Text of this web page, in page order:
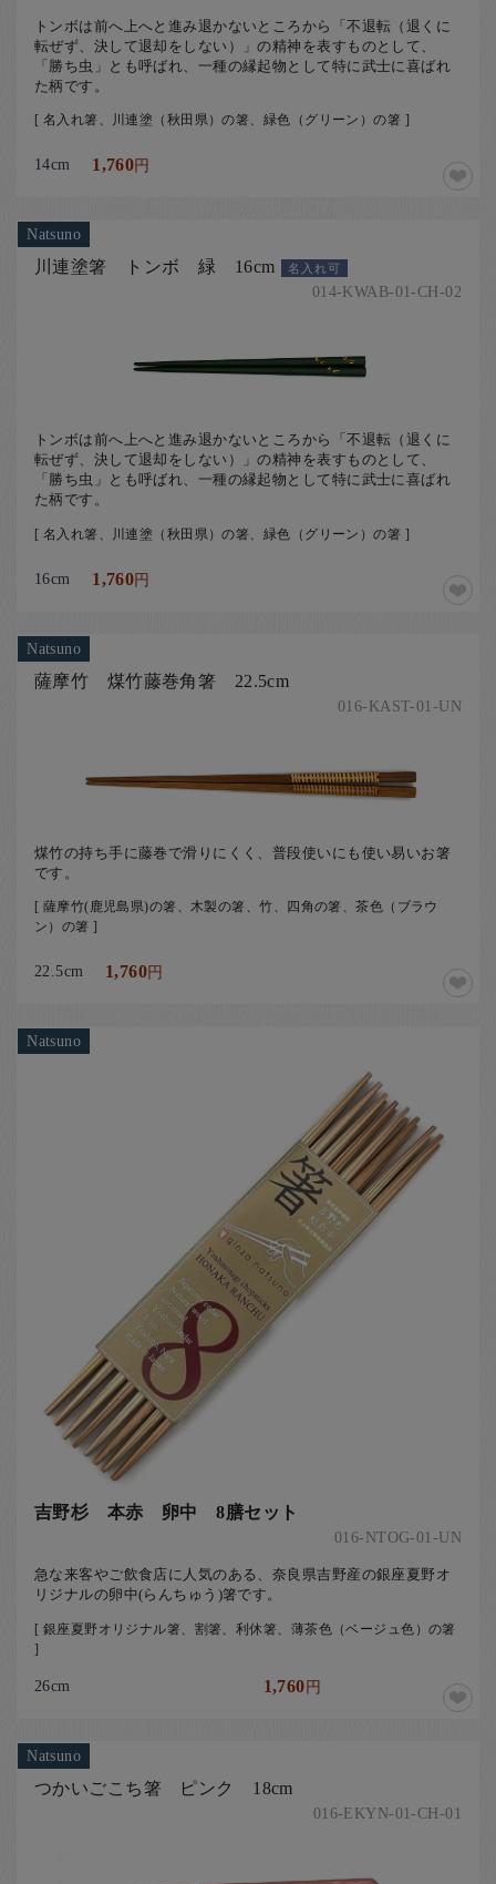
トンボは前へ上へと進み退かないところから「不退転（退くに
転ぜず、決して退却をしない）」の精神を表すものとして、
「勝ち虫」とも呼ばれ、一種の縁起物として特に武士に喜ばれ
た柄です。
[ 名入れ箸、川連塗（秋田県）の箸、緑色（グリーン）の箸 ]
14cm 1,760円
Natsuno
川連塗箸 トンボ 緑 16cm 名入れ可
014-KWAB-01-CH-02
トンボは前へ上へと進み退かないところから「不退転（退くに
転ぜず、決して退却をしない）」の精神を表すものとして、
「勝ち虫」とも呼ばれ、一種の縁起物として特に武士に喜ばれ
た柄です。
[ 名入れ箸、川連塗（秋田県）の箸、緑色（グリーン）の箸 ]
16cm 1,760円
Natsuno
薩摩竹 煤竹藤巻角箸 22.5cm
016-KAST-01-UN
煤竹の持ち手に藤巻で滑りにくく、普段使いにも使い易いお箸
です。
[ 薩摩竹(鹿児島県)の箸、木製の箸、竹、四角の箸、茶色（ブラウ
ン）の箸 ]
22.5cm 1,760円
Natsuno
吉野杉 本赤 卵中 8膳セット
016-NTOG-01-UN
急な来客やご飲食店に人気のある、奈良県吉野産の銀座夏野オ
リジナルの卵中(らんちゅう)箸です。
[ 銀座夏野オリジナル箸、割箸、利休箸、薄茶色（ベージュ色）の箸
]
26cm 1,760円
Natsuno
つかいごこち箸 ピンク 18cm
016-EKYN-01-CH-01